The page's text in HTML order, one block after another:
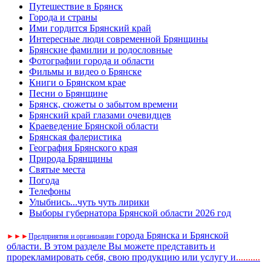
Путешествие в Брянск
Города и страны
Ими гордится Брянский край
Интересные люди современной Брянщины
Брянские фамилии и родословные
Фотографии города и области
Фильмы и видео о Брянске
Книги о Брянском крае
Песни о Брянщине
Брянск, сюжеты о забытом времени
Брянский край глазами очевидцев
Краеведение Брянской области
Брянская фалеристика
География Брянского края
Природа Брянщины
Святые места
Погода
Телефоны
Улыбнись...чуть чуть лирики
Выборы губернатора Брянской области 2026 год
► ► ►Предприятия и организации города Брянска и Брянской
области. В этом разделе Вы можете представить и
прорекламировать себя, свою продукцию или услугу и..........